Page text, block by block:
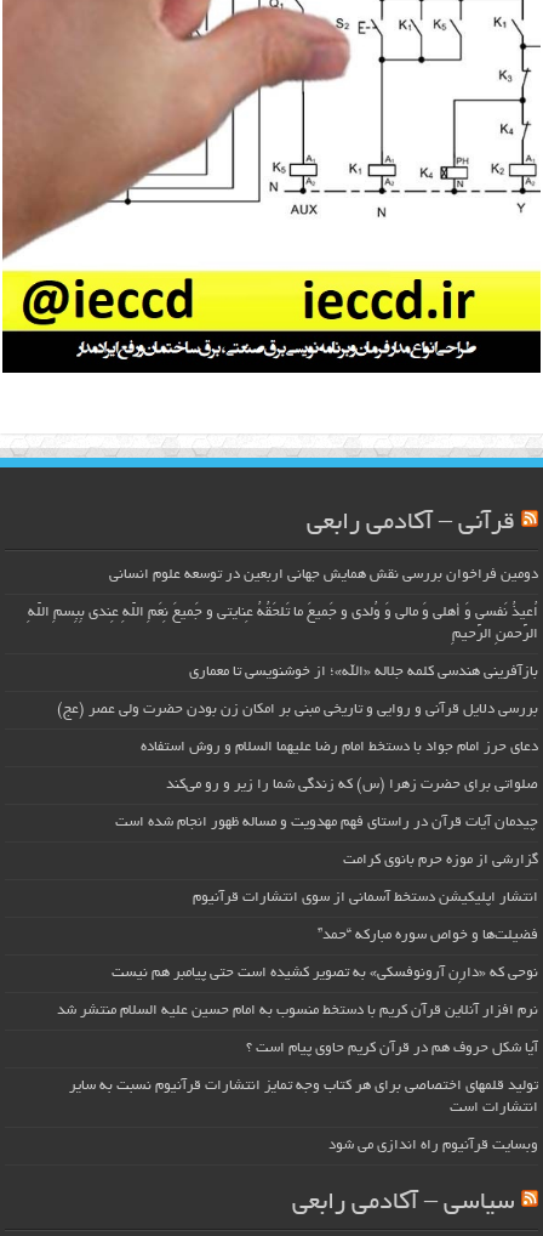
قرآنی – آکادمی رابعی
دومین فراخوان بررسی نقش همایش جهانی اربعین در توسعه علوم انسانی
اُعیذُ نَفسی وَ أهلی وَ مالی وَ وُلدی و جَمیعَ ما تَلحَقُهُ عِنایتی و جَمیعَ نِعَمِ اللّهِ عِندی بِبِسمِ اللّهِ
الرَّحمنِ الرَّحیمِ
بازآفرینی هندسی کلمه جلاله «الله»؛ از خوشنویسی تا معماری
بررسی دلایل قرآنی و روایی و تاریخی مبنی بر امکان زن بودن حضرت ولی عصر (عج)
دعای حرز امام جواد با دستخط امام رضا علیهما السلام و روش استفاده
صلواتی برای حضرت زهرا (س) که زندگی شما را زیر و رو می‌کند
چیدمان آیات قرآن در راستای فهم مهدویت و مساله ظهور انجام شده است
گزارشی از موزه حرم بانوی کرامت
انتشار اپلیکیشن دستخط آسمانی از سوی انتشارات قرآنیوم
فضیلت‌ها و خواص سوره مبارکه “حمد”
نوحی که «دارِن آرونوفسکی» به تصویر کشیده است حتی پیامبر هم نیست
نرم افزار آنلاین قرآن کریم با دستخط منسوب به امام حسین علیه السلام منتشر شد
آیا شکل حروف هم در قرآن کریم حاوی پیام است ؟
تولید قلمهای اختصاصی برای هر کتاب وجه تمایز انتشارات قرآنیوم نسبت به سایر
انتشارات است
وبسایت قرآنیوم راه اندازی می شود
سیاسی – آکادمی رابعی